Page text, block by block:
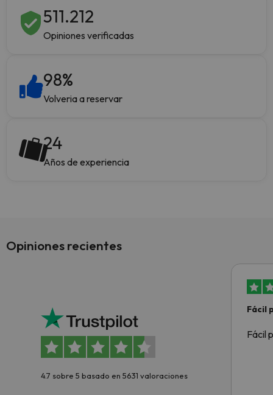
511.212
Opiniones verificadas
98%
Volveria a reservar
24
Años de experiencia
Opiniones recientes
4.7 sobre 5 basado en 5631 valoraciones
Fácil
Fácil